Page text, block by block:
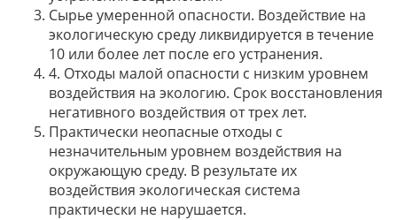
Сырье умеренной опасности. Воздействие на
экологическую среду ликвидируется в течение
10 или более лет после его устранения.
4. Отходы малой опасности с низким уровнем
воздействия на экологию. Срок восстановления
негативного воздействия от трех лет.
Практически неопасные отходы с
незначительным уровнем воздействия на
окружающую среду. В результате их
воздействия экологическая система
практически не нарушается.